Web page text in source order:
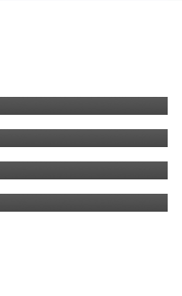
工精度優于0.01mm；常
日本、美國進口的加工
加工車間生產的零部件進